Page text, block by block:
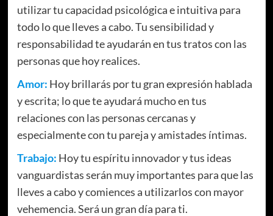
utilizar tu capacidad psicológica e intuitiva para
todo lo que lleves a cabo. Tu sensibilidad y
responsabilidad te ayudarán en tus tratos con las
personas que hoy realices.
Amor: Hoy brillarás por tu gran expresión hablada
y escrita; lo que te ayudará mucho en tus
relaciones con las personas cercanas y
especialmente con tu pareja y amistades íntimas.
Trabajo: Hoy tu espíritu innovador y tus ideas
vanguardistas serán muy importantes para que las
lleves a cabo y comiences a utilizarlos con mayor
vehemencia. Será un gran día para ti.